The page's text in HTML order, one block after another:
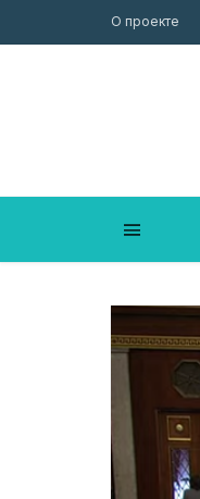
О проекте